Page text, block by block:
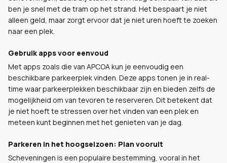
ben je snel met de tram op het strand. Het bespaart je niet
alleen geld, maar zorgt ervoor dat je niet uren hoeft te zoeken
naar een plek.
Gebruik apps voor eenvoud
Met apps zoals die van APCOA kun je eenvoudig een
beschikbare parkeerplek vinden. Deze apps tonen je in real-
time waar parkeerplekken beschikbaar zijn en bieden zelfs de
mogelijkheid om van tevoren te reserveren. Dit betekent dat
je niet hoeft te stressen over het vinden van een plek en
meteen kunt beginnen met het genieten van je dag.
Parkeren in het hoogseizoen: Plan vooruit
Scheveningen is een populaire bestemming, vooral in het